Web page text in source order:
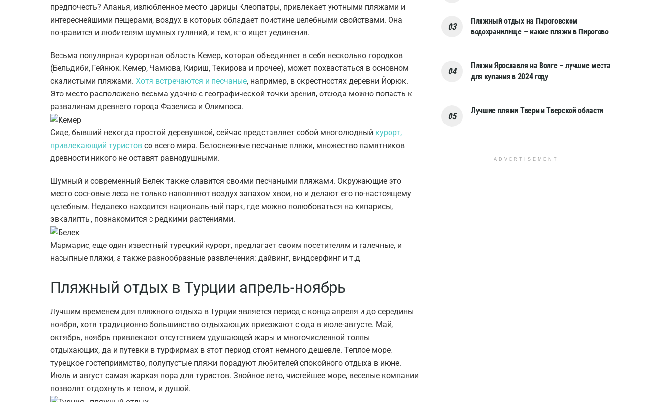
предпочесть? Аланья, излюбленное место царицы Клеопатры, привлекает уютными пляжами и
интереснейшими пещерами, воздух в которых обладает поистине целебными свойствами. Она
понравится и любителям шумных гуляний, и тем, кто ищет уединения.
Весьма популярная курортная область Кемер, которая объединяет в себя несколько городков
(Бельдиби, Гейнюк, Кемер, Чамюва, Кириш, Текирова и прочее), может похвастаться в основном
скалистыми пляжами. Хотя встречаются и песчаные, например, в окрестностях деревни Йорюк.
Это место расположено весьма удачно с географической точки зрения, отсюда можно попасть к
развалинам древнего города Фазелиса и Олимпоса.
Сиде, бывший некогда простой деревушкой, сейчас представляет собой многолюдный курорт,
привлекающий туристов со всего мира. Белоснежные песчаные пляжи, множество памятников
древности никого не оставят равнодушными.
Шумный и современный Белек также славится своими песчаными пляжами. Окружающие это
место сосновые леса не только наполняют воздух запахом хвои, но и делают его по-настоящему
целебным. Недалеко находится национальный парк, где можно полюбоваться на кипарисы,
эвкалипты, познакомится с редкими растениями.
Мармарис, еще один известный турецкий курорт, предлагает своим посетителям и галечные, и
насыпные пляжи, а также разнообразные развлечения: дайвинг, виндсерфинг и т.д.
Пляжный отдых в Турции апрель-ноябрь
Лучшим временем для пляжного отдыха в Турции является период с конца апреля и до середины
ноября, хотя традиционно большинство отдыхающих приезжают сюда в июле-августе. Май,
октябрь, ноябрь привлекают отсутствием удушающей жары и многочисленной толпы
отдыхающих, да и путевки в турфирмах в этот период стоят немного дешевле. Теплое море,
турецкое гостеприимство, полупустые пляжи порадуют любителей спокойного отдыха в июне.
Июль и август самая жаркая пора для туристов. Знойное лето, чистейшее море, веселые компании
позволят отдохнуть и телом, и душой.
Пляжный отдых на Пироговском
водохранилище – какие пляжи в Пирогово
Пляжи Ярославля на Волге – лучшие места
для купания в 2024 году
Лучшие пляжи Твери и Тверской области
ADVERTISEMENT